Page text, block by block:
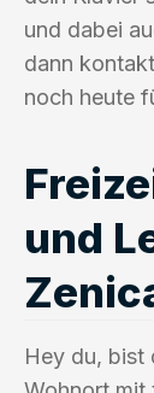
und dabei
dann
noch heute
und
Hey du, bist